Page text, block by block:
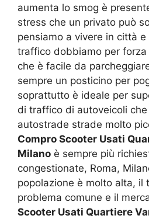
aumenta lo smog è
stress che un privato può
pensiamo a vivere in città
traffico dobbiamo per
che è facile da
sempre un posticino per
soprattutto è ideale per
di traffico di autoveicoli
autostrade strade molto
Compro Scooter Usati
Milano è sempre più
congestionate, Roma,
popolazione è molto alta, il
problema comune e il
Scooter Usati Quartiere